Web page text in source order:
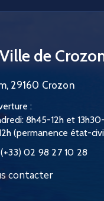
Ville de
29160 Crozon
:
8h45-12h et
(permanence état-
(+33) 02 98 27 10 28
contacter